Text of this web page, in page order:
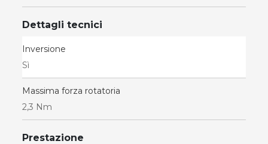
Dettagli tecnici
Inversione
Sì
Massima forza rotatoria
2,3 Nm
Prestazione